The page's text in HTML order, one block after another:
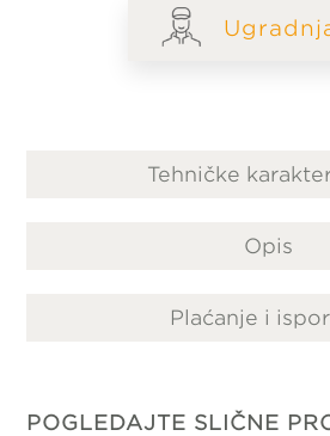
Tehničke
Opis
Plaćanje i
POGLEDAJTE SLIČNE